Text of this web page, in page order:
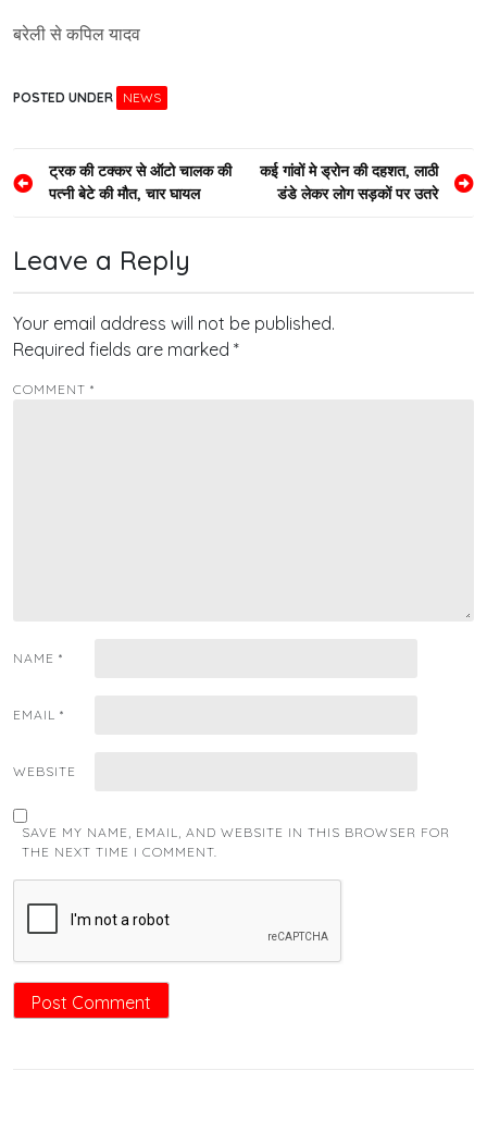
बरेली से कपिल यादव
POSTED UNDER NEWS
Post
navigation
ट्रक की टक्कर से ऑटो चालक की
पत्नी बेटे की मौत, चार घायल
कई गांवों मे ड्रोन की दहशत, लाठी
डंडे लेकर लोग सड़कों पर उतरे
Leave a Reply
Your email address will not be published.
Required fields are marked *
COMMENT *
NAME *
EMAIL *
WEBSITE
SAVE MY NAME, EMAIL, AND WEBSITE IN THIS BROWSER FOR
THE NEXT TIME I COMMENT.